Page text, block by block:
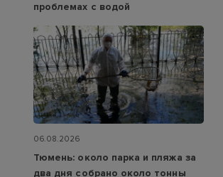
проблемах с водой
06.08.2026
Тюмень: около парка и пляжа за
два дня собрано около тонны